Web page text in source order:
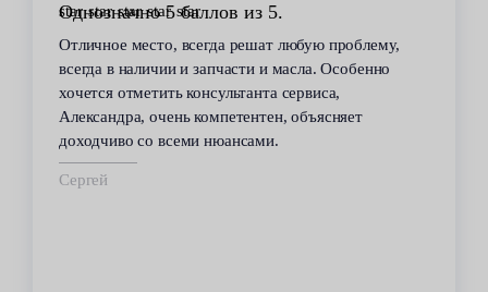
Однозначно 5 баллов из 5.
Отличное место, всегда решат любую проблему,
всегда в наличии и запчасти и масла. Особенно
хочется отметить консультанта сервиса,
Александра, очень компетентен, объясняет
доходчиво со всеми нюансами.
Сергей